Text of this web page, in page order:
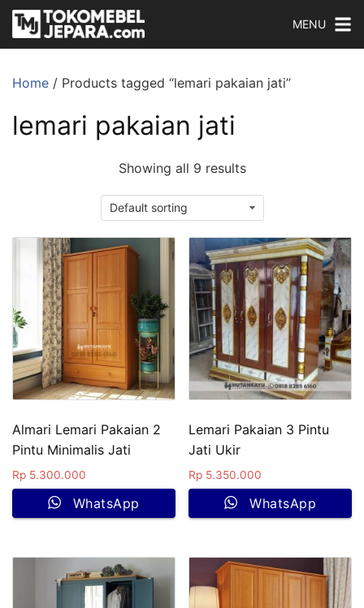
MENU
Home / Products tagged “lemari pakaian jati”
lemari pakaian jati
Showing all 9 results
Almari Lemari Pakaian 2
Pintu Minimalis Jati
Rp 5.300.000
WhatsApp
Lemari Pakaian 3 Pintu
Jati Ukir
Rp 5.350.000
WhatsApp